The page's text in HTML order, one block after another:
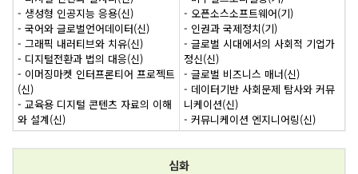
- 생성형 인공지능 응용(신)
- 국어와 글로벌언어데이터(신)
- 그래픽 내러티브와 치유(신)
- 디지털전환과 법의 대응(신)
- 이머징마켓 인터프론티어 프로젝트
(신)
- 교육용 디지털 콘텐츠 자료의 이해
와 설계(신)
- 오픈소스소프트웨어(기)
- 인권과 국제정치(기)
- 글로벌 시대에서의 사회적 기업가
정신(신)
- 글로벌 비즈니스 매너(신)
- 데이터기반 사회문제 탐사와 커뮤
니케이션(신)
- 커뮤니케이션 엔지니어링(신)
심화